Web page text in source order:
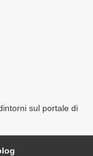
sul portale di